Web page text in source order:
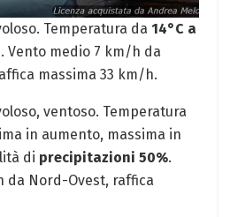
Temperatura da 14°C a
Vento medio 7 km/h da
massima 33 km/h.
ventoso. Temperatura
in aumento, massima in
di precipitazioni 50%.
da Nord-Ovest, raffica